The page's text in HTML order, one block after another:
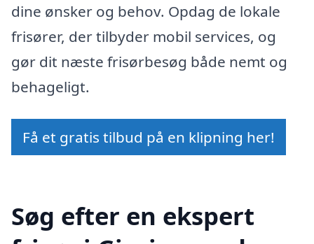
dine ønsker og behov. Opdag de lokale
frisører, der tilbyder mobil services, og
gør dit næste frisørbesøg både nemt og
behageligt.
Få et gratis tilbud på en klipning her!
Søg efter en ekspert